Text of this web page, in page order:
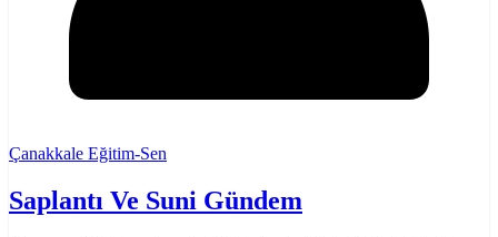
Çanakkale Eğitim-Sen
Saplantı Ve Suni Gündem